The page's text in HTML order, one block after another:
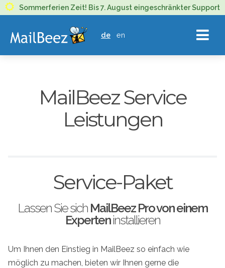
MAILBEEZ
ECOMMERCE
EMAIL
MARKETING
de en
MailBeez Service
Leistungen
Service-Paket
Lassen Sie sich MailBeez Pro von einem
Experteninstallieren
Um Ihnen den Einstieg in MailBeez so einfach wie
möglich zu machen, bieten wir Ihnen gerne die
Sommerferien Zeit! Bis 7. August eingeschränkter Support